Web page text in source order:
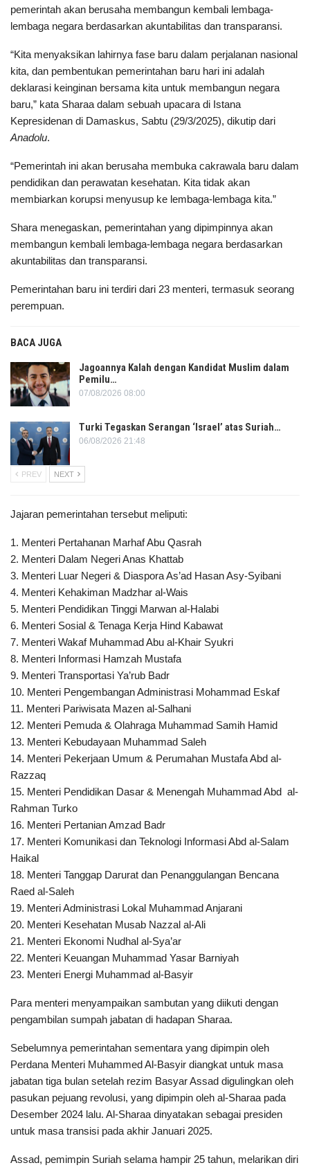
pemerintah akan berusaha membangun kembali lembaga-
lembaga negara berdasarkan akuntabilitas dan transparansi.
“Kita menyaksikan lahirnya fase baru dalam perjalanan nasional
kita, dan pembentukan pemerintahan baru hari ini adalah
deklarasi keinginan bersama kita untuk membangun negara
baru,” kata Sharaa dalam sebuah upacara di Istana
Kepresidenan di Damaskus, Sabtu (29/3/2025), dikutip dari
Anadolu.
“Pemerintah ini akan berusaha membuka cakrawala baru dalam
pendidikan dan perawatan kesehatan. Kita tidak akan
membiarkan korupsi menyusup ke lembaga-lembaga kita.”
Shara menegaskan, pemerintahan yang dipimpinnya akan
membangun kembali lembaga-lembaga negara berdasarkan
akuntabilitas dan transparansi.
Pemerintahan baru ini terdiri dari 23 menteri, termasuk seorang
perempuan.
BACA JUGA
Jagoannya Kalah dengan Kandidat Muslim dalam
Pemilu…
07/08/2026 08:00
Turki Tegaskan Serangan ‘Israel’ atas Suriah…
06/08/2026 21:48
PREV NEXT
Jajaran pemerintahan tersebut meliputi:
1. Menteri Pertahanan Marhaf Abu Qasrah
2. Menteri Dalam Negeri Anas Khattab
3. Menteri Luar Negeri & Diaspora As’ad Hasan Asy-Syibani
4. Menteri Kehakiman Madzhar al-Wais
5. Menteri Pendidikan Tinggi Marwan al-Halabi
6. Menteri Sosial & Tenaga Kerja Hind Kabawat
7. Menteri Wakaf Muhammad Abu al-Khair Syukri
8. Menteri Informasi Hamzah Mustafa
9. Menteri Transportasi Ya’rub Badr
10. Menteri Pengembangan Administrasi Mohammad Eskaf
11. Menteri Pariwisata Mazen al-Salhani
12. Menteri Pemuda & Olahraga Muhammad Samih Hamid
13. Menteri Kebudayaan Muhammad Saleh
14. Menteri Pekerjaan Umum & Perumahan Mustafa Abd al-
Razzaq
15. Menteri Pendidikan Dasar & Menengah Muhammad Abd al-
Rahman Turko
16. Menteri Pertanian Amzad Badr
17. Menteri Komunikasi dan Teknologi Informasi Abd al-Salam
Haikal
18. Menteri Tanggap Darurat dan Penanggulangan Bencana
Raed al-Saleh
19. Menteri Administrasi Lokal Muhammad Anjarani
20. Menteri Kesehatan Musab Nazzal al-Ali
21. Menteri Ekonomi Nudhal al-Sya’ar
22. Menteri Keuangan Muhammad Yasar Barniyah
23. Menteri Energi Muhammad al-Basyir
Para menteri menyampaikan sambutan yang diikuti dengan
pengambilan sumpah jabatan di hadapan Sharaa.
Sebelumnya pemerintahan sementara yang dipimpin oleh
Perdana Menteri Muhammed Al-Basyir diangkat untuk masa
jabatan tiga bulan setelah rezim Basyar Assad digulingkan oleh
pasukan pejuang revolusi, yang dipimpin oleh al-Sharaa pada
Desember 2024 lalu. Al-Sharaa dinyatakan sebagai presiden
untuk masa transisi pada akhir Januari 2025.
Assad, pemimpin Suriah selama hampir 25 tahun, melarikan diri